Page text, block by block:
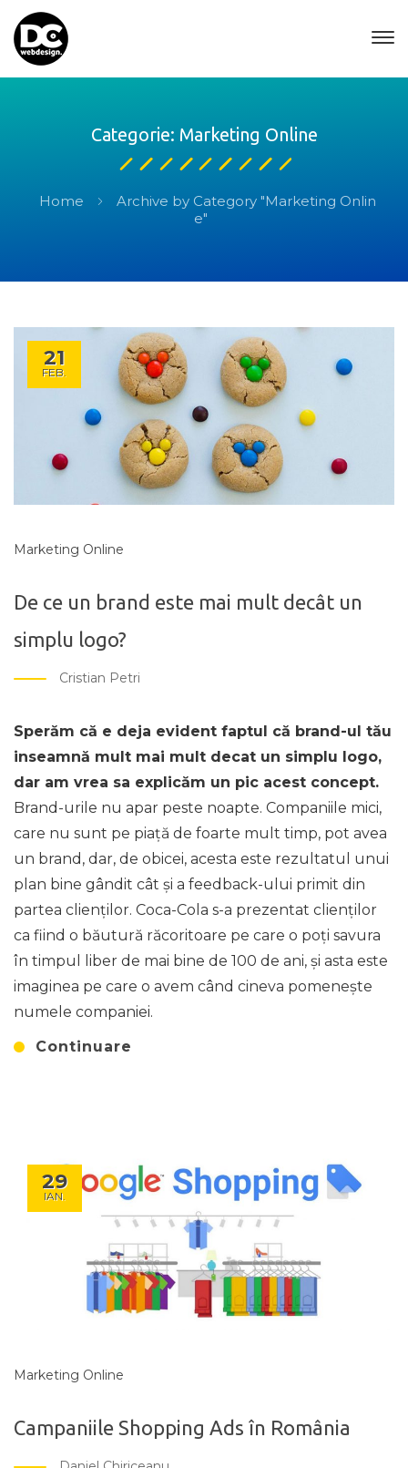
Categorie: Marketing Online
Home
Archive by Category "Marketing Onlin
e"
21
FEB.
Marketing Online
De ce un brand este mai mult decât un
simplu logo?
Cristian Petri
Sperăm că e deja evident faptul că brand-ul tău
inseamnă mult mai mult decat un simplu logo,
dar am vrea sa explicăm un pic acest concept.
Brand-urile nu apar peste noapte. Companiile mici,
care nu sunt pe piață de foarte mult timp, pot avea
un brand, dar, de obicei, acesta este rezultatul unui
plan bine gândit cât și a feedback-ului primit din
partea clienților. Coca-Cola s-a prezentat clienților
ca fiind o băutură răcoritoare pe care o poți savura
în timpul liber de mai bine de 100 de ani, și asta este
imaginea pe care o avem când cineva pomenește
numele companiei.
Continuare
29
IAN.
Marketing Online
Campaniile Shopping Ads în România